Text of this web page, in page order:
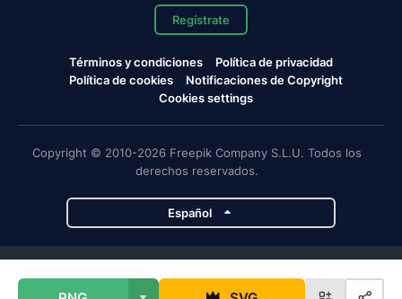
Regístrate
Términos y condiciones
Política de privacidad
Política de cookies
Notificaciones de Copyright
Cookies settings
Copyright © 2010-2026 Freepik Company S.L.U. Todos los
derechos reservados.
Español